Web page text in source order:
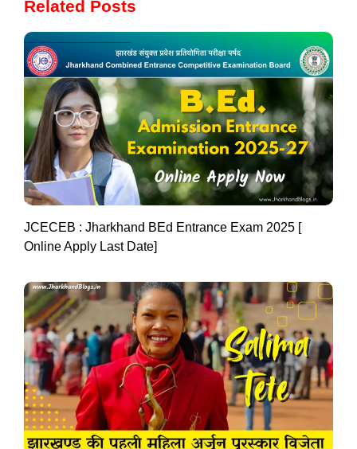
Related Posts
JCECEB : Jharkhand BEd Entrance Exam 2025 [
Online Apply Last Date]